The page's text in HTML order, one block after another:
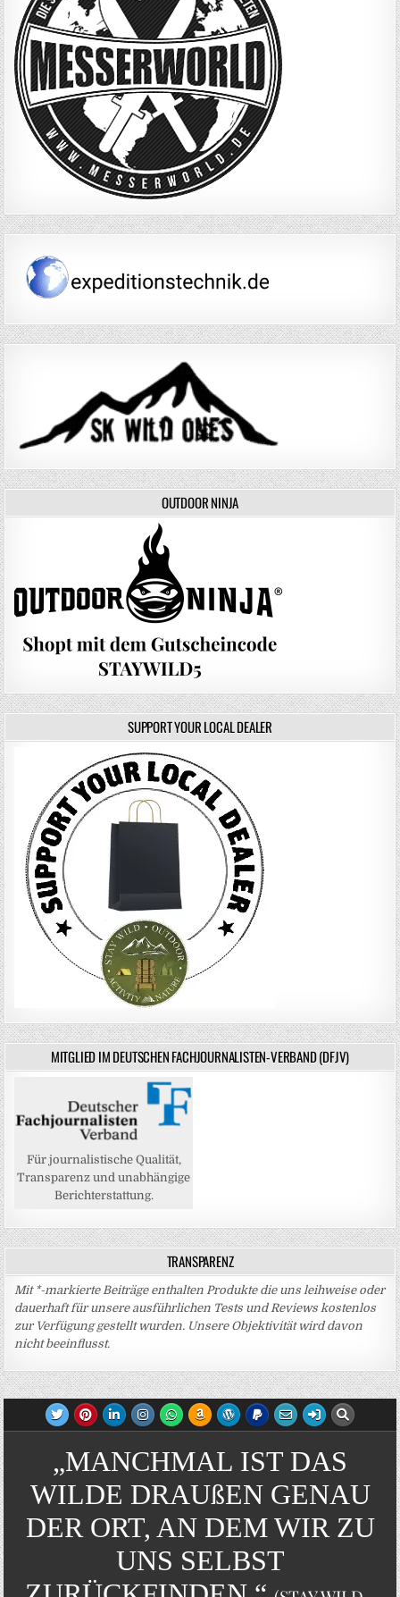
OUTDOOR NINJA
SUPPORT YOUR LOCAL DEALER
MITGLIED IM DEUTSCHEN FACHJOURNALISTEN-VERBAND (DFJV)
Für journalistische Qualität,
Transparenz und unabhängige
Berichterstattung.
TRANSPARENZ
Mit *-markierte Beiträge enthalten Produkte die uns leihweise oder
dauerhaft für unsere ausführlichen Tests und Reviews kostenlos
zur Verfügung gestellt wurden. Unsere Objektivität wird davon
nicht beeinflusst.
„MANCHMAL IST DAS
WILDE DRAUßEN GENAU
DER ORT, AN DEM WIR ZU
UNS SELBST